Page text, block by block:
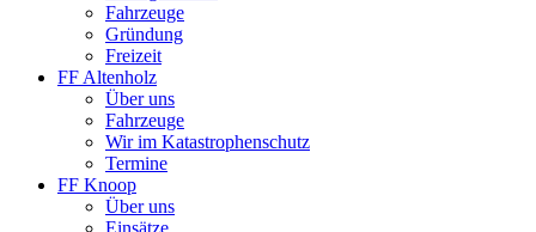
Fahrzeuge
Gründung
Freizeit
FF Altenholz
Über uns
Fahrzeuge
Wir im Katastrophenschutz
Termine
FF Knoop
Über uns
Einsätze